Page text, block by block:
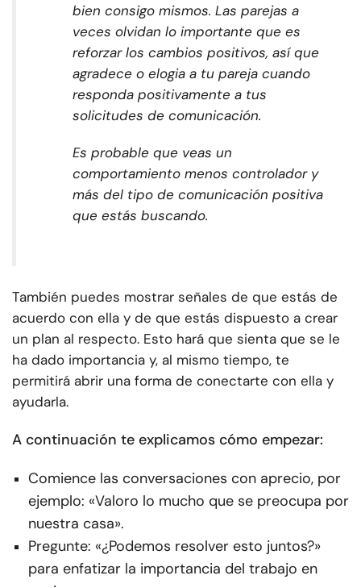
bien consigo mismos. Las parejas a
veces olvidan lo importante que es
reforzar los cambios positivos, así que
agradece o elogia a tu pareja cuando
responda positivamente a tus
solicitudes de comunicación.
Es probable que veas un
comportamiento menos controlador y
más del tipo de comunicación positiva
que estás buscando.
También puedes mostrar señales de que estás de
acuerdo con ella y de que estás dispuesto a crear
un plan al respecto. Esto hará que sienta que se le
ha dado importancia y, al mismo tiempo, te
permitirá abrir una forma de conectarte con ella y
ayudarla.
A continuación te explicamos cómo empezar:
Comience las conversaciones con aprecio, por
ejemplo: «Valoro lo mucho que se preocupa por
nuestra casa».
Pregunte: «¿Podemos resolver esto juntos?»
para enfatizar la importancia del trabajo en